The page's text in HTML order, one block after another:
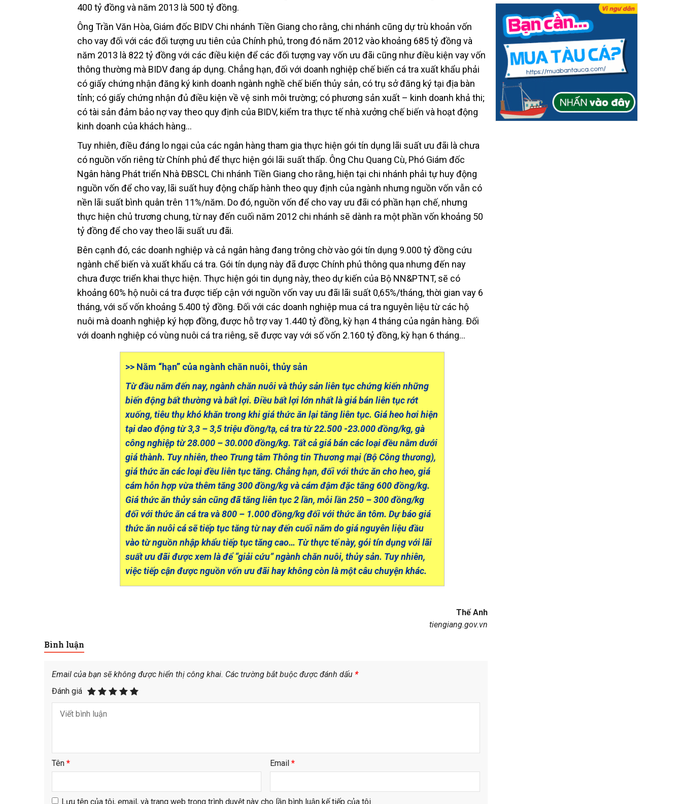
400 tỷ đồng và năm 2013 là 500 tỷ đồng.
Ông Trần Văn Hòa, Giám đốc BIDV Chi nhánh Tiền Giang cho rằng, chi nhánh cũng dự trù khoản vốn
cho vay đối với các đối tượng ưu tiên của Chính phủ, trong đó năm 2012 vào khoảng 685 tỷ đồng và
năm 2013 là 822 tỷ đồng với các điều kiện để các đối tượng vay vốn ưu đãi cũng như điều kiện vay vốn
thông thường mà BIDV đang áp dụng. Chẳng hạn, đối với doanh nghiệp chế biến cá tra xuất khẩu phải
có giấy chứng nhận đăng ký kinh doanh ngành nghề chế biến thủy sản, có trụ sở đăng ký tại địa bàn
tỉnh; có giấy chứng nhận đủ điều kiện về vệ sinh môi trường; có phương sản xuất – kinh doanh khả thi;
có tài sản đảm bảo nợ vay theo quy định của BIDV, kiểm tra thực tế nhà xưởng chế biến và hoạt động
kinh doanh của khách hàng…
Tuy nhiên, điều đáng lo ngại của các ngân hàng tham gia thực hiện gói tín dụng lãi suất ưu đãi là chưa
có nguồn vốn riêng từ Chính phủ để thực hiện gói lãi suất thấp. Ông Chu Quang Cù, Phó Giám đốc
Ngân hàng Phát triển Nhà ĐBSCL Chi nhánh Tiền Giang cho rằng, hiện tại chi nhánh phải tự huy động
nguồn vốn để cho vay, lãi suất huy động chấp hành theo quy định của ngành nhưng nguồn vốn vẫn có
nền lãi suất bình quân trên 11%/năm. Do đó, nguồn vốn để cho vay ưu đãi có phần hạn chế, nhưng
thực hiện chủ trương chung, từ nay đến cuối năm 2012 chi nhánh sẽ dành ra một phần vốn khoảng 50
tỷ đồng để cho vay theo lãi suất ưu đãi.
Bên cạnh đó, các doanh nghiệp và cả ngân hàng đang trông chờ vào gói tín dụng 9.000 tỷ đồng cứu
ngành chế biến và xuất khẩu cá tra. Gói tín dụng này đã được Chính phủ thông qua nhưng đến nay
chưa được triển khai thực hiện. Thực hiện gói tin dụng này, theo dự kiến của Bộ NN&PTNT, sẽ có
khoảng 60% hộ nuôi cá tra được tiếp cận với nguồn vốn vay ưu đãi lãi suất 0,65%/tháng, thời gian vay 6
tháng, với số vốn khoảng 5.400 tỷ đồng. Đối với các doanh nghiệp mua cá tra nguyên liệu từ các hộ
nuôi mà doanh nghiệp ký hợp đồng, được hỗ trợ vay 1.440 tỷ đồng, kỳ hạn 4 tháng của ngân hàng. Đối
với doanh nghiệp có vùng nuôi cá tra riêng, sẽ được vay với số vốn 2.160 tỷ đồng, kỳ hạn 6 tháng…
>> Năm “hạn” của ngành chăn nuôi, thủy sản
Từ đầu năm đến nay, ngành chăn nuôi và thủy sản liên tục chứng kiến những
biến động bất thường và bất lợi. Điều bất lợi lớn nhất là giá bán liên tục rớt
xuống, tiêu thụ khó khăn trong khi giá thức ăn lại tăng liên tục. Giá heo hơi hiện
tại dao động từ 3,3 – 3,5 triệu đồng/tạ, cá tra từ 22.500 -23.000 đồng/kg, gà
công nghiệp từ 28.000 – 30.000 đồng/kg. Tất cả giá bán các loại đều nằm dưới
giá thành. Tuy nhiên, theo Trung tâm Thông tin Thương mại (Bộ Công thương),
giá thức ăn các loại đều liên tục tăng. Chẳng hạn, đối với thức ăn cho heo, giá
cám hỗn hợp vừa thêm tăng 300 đồng/kg và cám đậm đặc tăng 600 đồng/kg.
Giá thức ăn thủy sản cũng đã tăng liên tục 2 lần, mỗi lần 250 – 300 đồng/kg
đối với thức ăn cá tra và 800 – 1.000 đồng/kg đối với thức ăn tôm. Dự báo giá
thức ăn nuôi cá sẽ tiếp tục tăng từ nay đến cuối năm do giá nguyên liệu đầu
vào từ nguồn nhập khẩu tiếp tục tăng cao… Từ thực tế này, gói tín dụng với lãi
suất ưu đãi được xem là để “giải cứu” ngành chăn nuôi, thủy sản. Tuy nhiên,
việc tiếp cận được nguồn vốn ưu đãi hay không còn là một câu chuyện khác.
Thế Anh
tiengiang.gov.vn
Bình luận
Email của bạn sẽ không được hiển thị công khai. Các trường bắt buộc được đánh dấu *
Đánh giá
Tên * Email*
Lưu tên của tôi, email, và trang web trong trình duyệt này cho lần bình luận kế tiếp của tôi.